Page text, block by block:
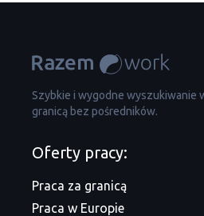
Szybkie i wygodne wyszukiwanie
granicą bez pośredników.
Oferty pracy:
Praca za granicą
Praca w Europie